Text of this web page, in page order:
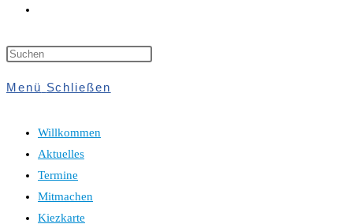
Menü Schließen
Willkommen
Aktuelles
Termine
Mitmachen
Kiezkarte